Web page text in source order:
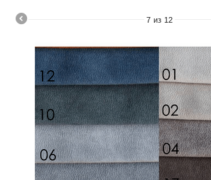
7 из 12